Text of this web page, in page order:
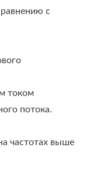
с
током
потока.
частотах выше